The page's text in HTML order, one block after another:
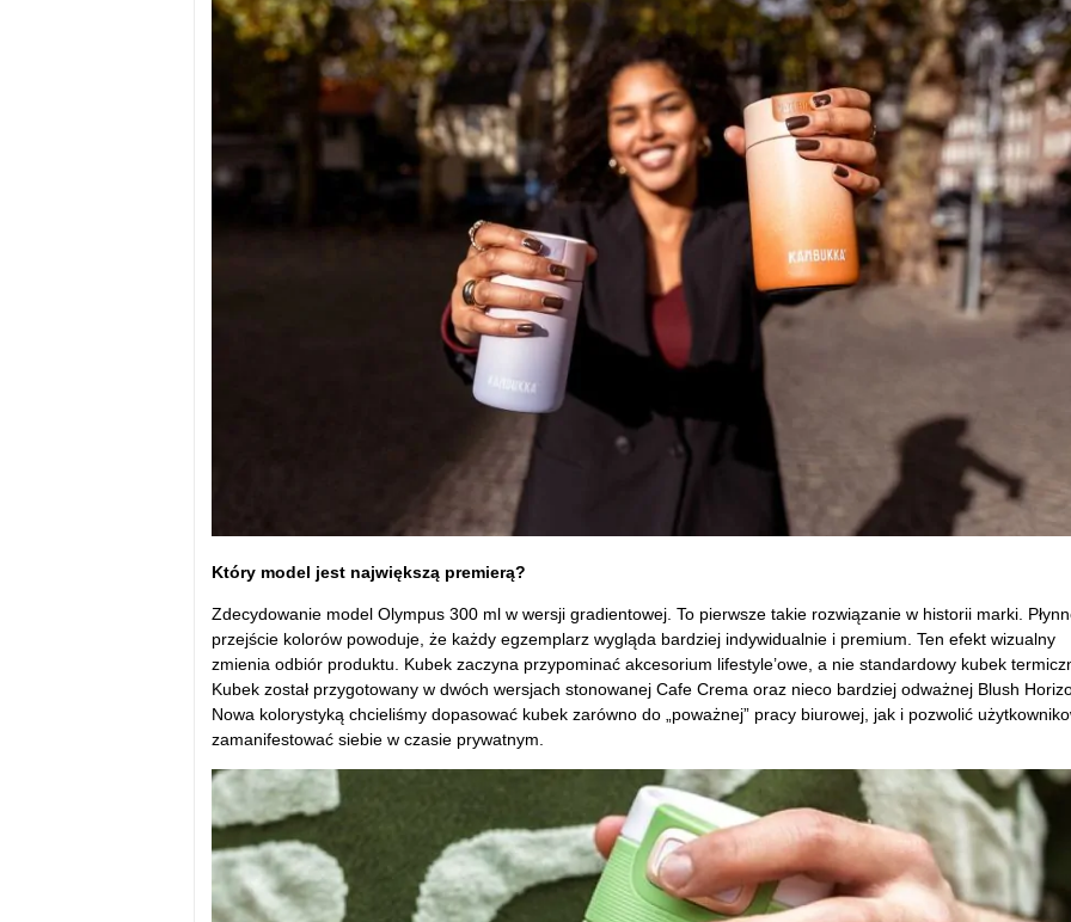
Który model jest największą premierą?
Zdecydowanie model Olympus 300 ml w wersji gradientowej. To pierwsze takie rozwiązanie w historii marki.
przejście kolorów powoduje, że każdy egzemplarz wygląda bardziej indywidualnie i premium. Ten efekt wizualny
zmienia odbiór produktu. Kubek zaczyna przypominać akcesorium lifestyle’owe, a nie standardowy kubek
Kubek został przygotowany w dwóch wersjach stonowanej Cafe Crema oraz nieco bardziej odważnej Blush
Nowa kolorystyką chcieliśmy dopasować kubek zarówno do „poważnej” pracy biurowej, jak i pozwolić
zamanifestować siebie w czasie prywatnym.